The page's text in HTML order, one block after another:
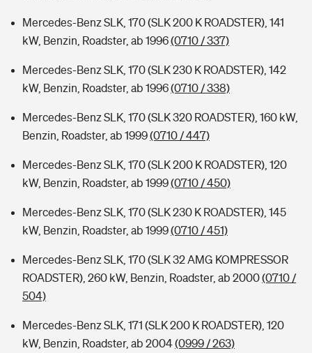
Tools
Kinderunfall-Check: Mehr Sicherheit für deine Kids
Typklassen: So ist Ihr Auto eingestuft
Sie haben Fragen?
Mercedes-Benz SLK, 170 (SLK 200 K ROADSTER), 141
kW, Benzin, Roadster, ab 1996(0710 / 337)
Mercedes-Benz SLK, 170 (SLK 230 K ROADSTER), 142
kW, Benzin, Roadster, ab 1996(0710 / 338)
Mercedes-Benz SLK, 170 (SLK 320 ROADSTER), 160 kW,
Benzin, Roadster, ab 1999(0710 / 447)
Mercedes-Benz SLK, 170 (SLK 200 K ROADSTER), 120
kW, Benzin, Roadster, ab 1999(0710 / 450)
Mercedes-Benz SLK, 170 (SLK 230 K ROADSTER), 145
kW, Benzin, Roadster, ab 1999(0710 / 451)
Mercedes-Benz SLK, 170 (SLK 32 AMG KOMPRESSOR
ROADSTER), 260 kW, Benzin, Roadster, ab 2000(0710 /
504)
Mercedes-Benz SLK, 171 (SLK 200 K ROADSTER), 120
kW, Benzin, Roadster, ab 2004(0999 / 263)